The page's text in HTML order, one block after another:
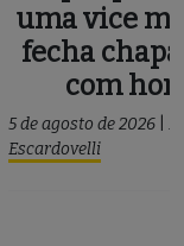
uma vice
fecha
com
5 de agosto de 2026
Escardovelli